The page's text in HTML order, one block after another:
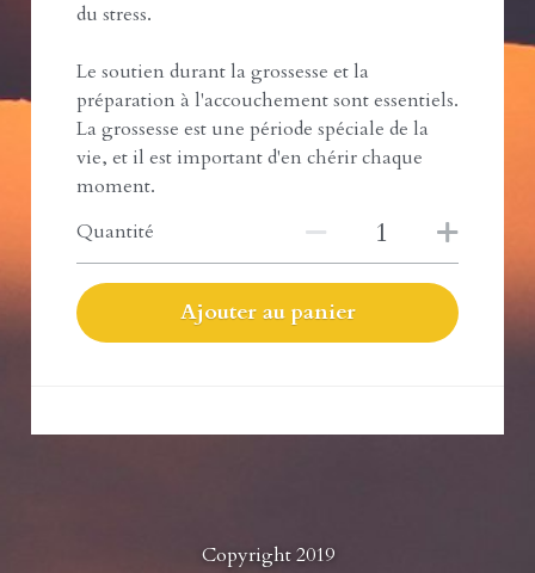
du stress.
Le soutien durant la grossesse et la
préparation à l'accouchement sont essentiels.
La grossesse est une période spéciale de la
vie, et il est important d'en chérir chaque
moment.
Quantité
Ajouter au panier
Copyright 2019